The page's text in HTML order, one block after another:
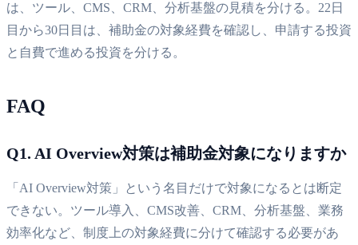
は、ツール、CMS、CRM、分析基盤の見積を分ける。22日
目から30日目は、補助金の対象経費を確認し、申請する投資
と自費で進める投資を分ける。
FAQ
Q1. AI Overview対策は補助金対象になりますか
「AI Overview対策」という名目だけで対象になるとは断定
できない。ツール導入、CMS改善、CRM、分析基盤、業務
効率化など、制度上の対象経費に分けて確認する必要があ